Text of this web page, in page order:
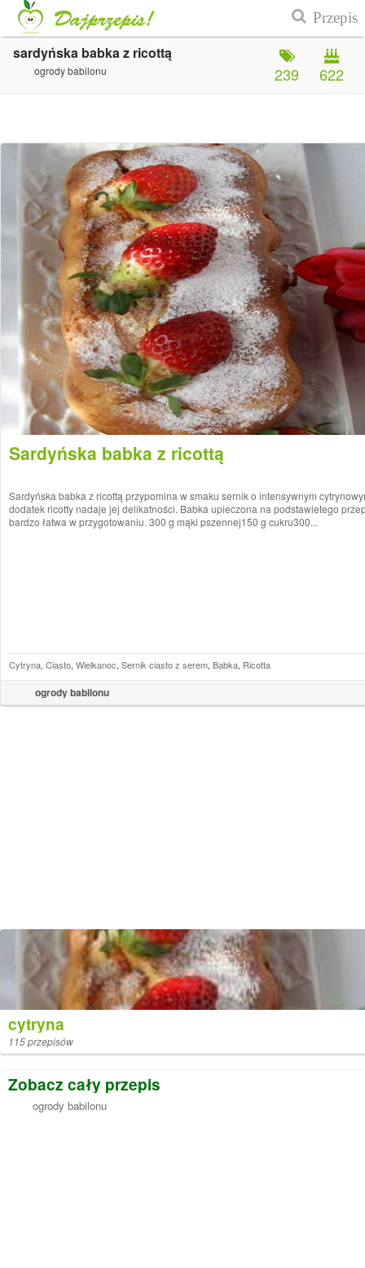
sardyńska babka z ricottą
ogrody babilonu 622
239
Sardyńska babka z ricottą
Sardyńska babka z ricottą przypomina w smaku sernik o intensywnym
dodatek ricotty nadaje jej delikatności. Babka upieczona na podstawietego
bardzo łatwa w przygotowaniu. 300 g mąki pszennej150 g cukru300...
ogrody babilonu
Cytryna, Ciasto, Wielkanoc, Sernik ciasto z serem, Babka, Ricotta
cytryna
115 przepisów
Zobacz cały przepis
ogrody babilonu